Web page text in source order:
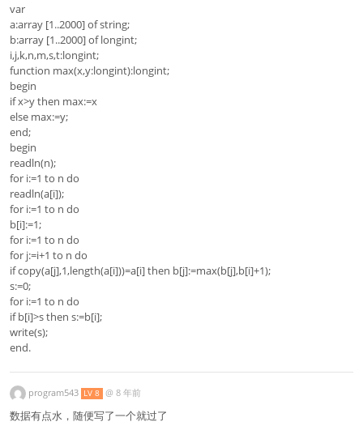
var
a:array [1..2000] of string;
b:array [1..2000] of longint;
i,j,k,n,m,s,t:longint;
function max(x,y:longint):longint;
begin
if x>y then max:=x
else max:=y;
end;
begin
readln(n);
for i:=1 to n do
readln(a[i]);
for i:=1 to n do
b[i]:=1;
for i:=1 to n do
for j:=i+1 to n do
if copy(a[j],1,length(a[i]))=a[i] then b[j]:=max(b[j],b[i]+1);
s:=0;
for i:=1 to n do
if b[i]>s then s:=b[i];
write(s);
end.
program543 LV 8 @ 8 年前
数据有点水，随便写了一个就过了